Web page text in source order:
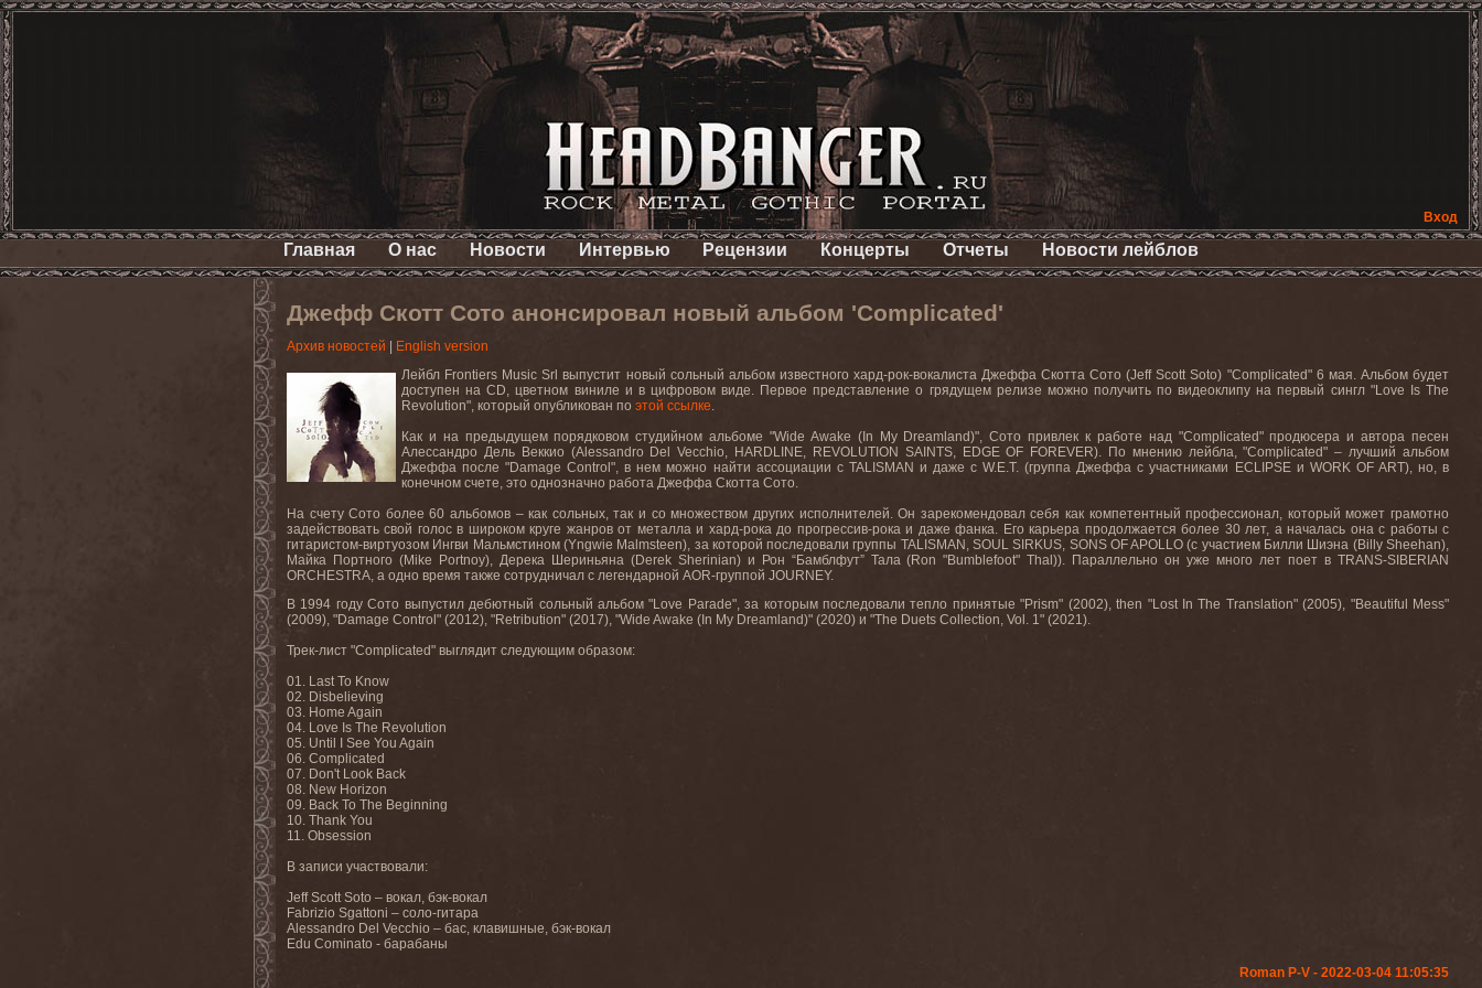
Вход
Главная О нас Новости Интервью Рецензии Концерты Отчеты Новости лейблов
Джефф Скотт Сото анонсировал новый альбом 'Complicated'
Архив новостей
English version
Лейбл Frontiers Music Srl выпустит новый сольный альбом известного хард-рок-вокалиста Джеффа Скотта Сото (Jeff Scott Soto) "Complicated" 6 мая. Альбом будет
доступен на CD, цветном виниле и в цифровом виде. Первое представление о грядущем релизе можно получить по видеоклипу на первый сингл "Love Is The
Revolution", который опубликован по этой ссылке.
Как и на предыдущем порядковом студийном альбоме "Wide Awake (In My Dreamland)", Сото привлек к работе над "Complicated" продюсера и автора песен
Алессандро Дель Веккио (Alessandro Del Vecchio, HARDLINE, REVOLUTION SAINTS, EDGE OF FOREVER). По мнению лейбла, "Complicated" – лучший альбом
Джеффа после "Damage Control", в нем можно найти ассоциации с TALISMAN и даже с W.E.T. (группа Джеффа с участниками ECLIPSE и WORK OF ART), но, в
конечном счете, это однозначно работа Джеффа Скотта Сото.
На счету Сото более 60 альбомов – как сольных, так и со множеством других исполнителей. Он зарекомендовал себя как компетентный профессионал, который может грамотно
задействовать свой голос в широком круге жанров от металла и хард-рока до прогрессив-рока и даже фанка. Его карьера продолжается более 30 лет, а началась она с работы с
гитаристом-виртуозом Ингви Мальмстином (Yngwie Malmsteen), за которой последовали группы TALISMAN, SOUL SIRKUS, SONS OF APOLLO (с участием Билли Шиэна (Billy Sheehan),
Майка Портного (Mike Portnoy), Дерека Шериньяна (Derek Sherinian) и Рон “Бамблфут” Тала (Ron "Bumblefoot" Thal)). Параллельно он уже много лет поет в TRANS-SIBERIAN
ORCHESTRA, а одно время также сотрудничал с легендарной AOR-группой JOURNEY.
В 1994 году Сото выпустил дебютный сольный альбом "Love Parade", за которым последовали тепло принятые "Prism" (2002), then "Lost In The Translation" (2005), "Beautiful Mess"
(2009), "Damage Control" (2012), "Retribution" (2017), "Wide Awake (In My Dreamland)" (2020) и "The Duets Collection, Vol. 1" (2021).
Трек-лист "Complicated" выглядит следующим образом:
01. Last To Know
02. Disbelieving
03. Home Again
04. Love Is The Revolution
05. Until I See You Again
06. Complicated
07. Don't Look Back
08. New Horizon
09. Back To The Beginning
10. Thank You
11. Obsession
В записи участвовали:
Jeff Scott Soto – вокал, бэк-вокал
Fabrizio Sgattoni – соло-гитара
Alessandro Del Vecchio – бас, клавишные, бэк-вокал
Edu Cominato - барабаны
Roman P-V - 2022-03-04 11:05:35